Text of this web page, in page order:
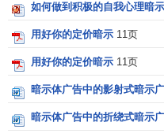
阔；我们见到高山，受到
静。
环境暗示是不可抗拒的
社会环境中，社会文化同样
如何做到积极的自我心理暗示
用好你的定价暗示 11页
用好你的定价暗示 11页
暗示体广告中的影射式暗示
暗示体广告中的折绕式暗示